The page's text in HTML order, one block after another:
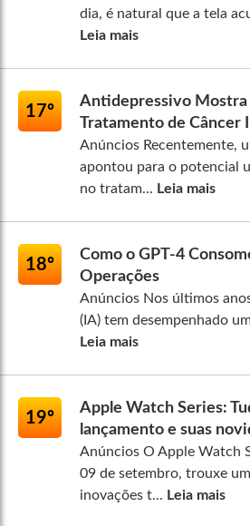
dia, é natural que a tela
Leia mais
17º
Antidepressivo Mostra
Tratamento de Câncer
Anúncios Recentemente,
apontou para o potencial
no tratam... Leia mais
18º
Como o GPT-4
Operações
Anúncios Nos últimos
(IA) tem desempenhado
Leia mais
19º
Apple Watch Series:
lançamento e suas
Anúncios O Apple Watch
09 de setembro, trouxe
inovações t... Leia mais